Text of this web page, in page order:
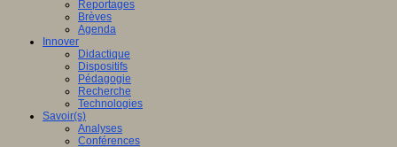
Reportages
Brèves
Agenda
Innover
Didactique
Dispositifs
Pédagogie
Recherche
Technologies
Savoir(s)
Analyses
Conférences